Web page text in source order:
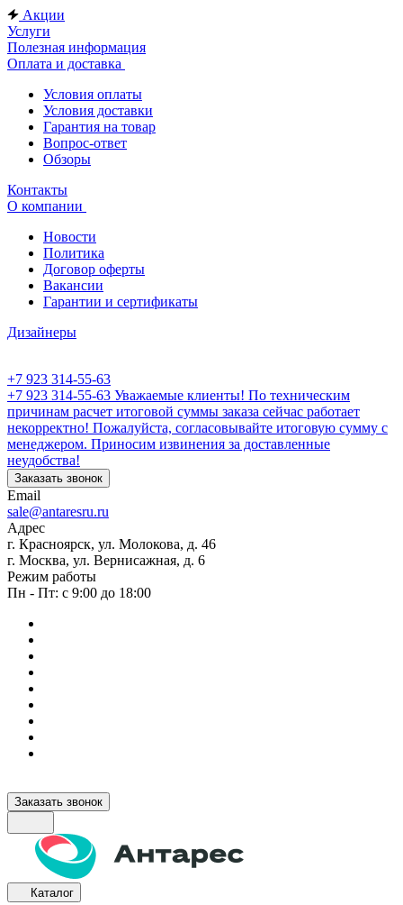
Акции
Услуги
Полезная информация
Оплата и доставка
Условия оплаты
Условия доставки
Гарантия на товар
Вопрос-ответ
Обзоры
Контакты
О компании
Новости
Политика
Договор оферты
Вакансии
Гарантии и сертификаты
Дизайнеры
+7 923 314-55-63
+7 923 314-55-63 Уважаемые клиенты! По техническим
причинам расчет итоговой суммы заказа сейчас работает
некорректно! Пожалуйста, согласовывайте итоговую сумму с
менеджером. Приносим извинения за доставленные
неудобства!
Заказать звонок
Email
sale@antaresru.ru
Адрес
г. Красноярск, ул. Молокова, д. 46
г. Москва, ул. Вернисажная, д. 6
Режим работы
Пн - Пт: с 9:00 до 18:00
Заказать звонок
Каталог